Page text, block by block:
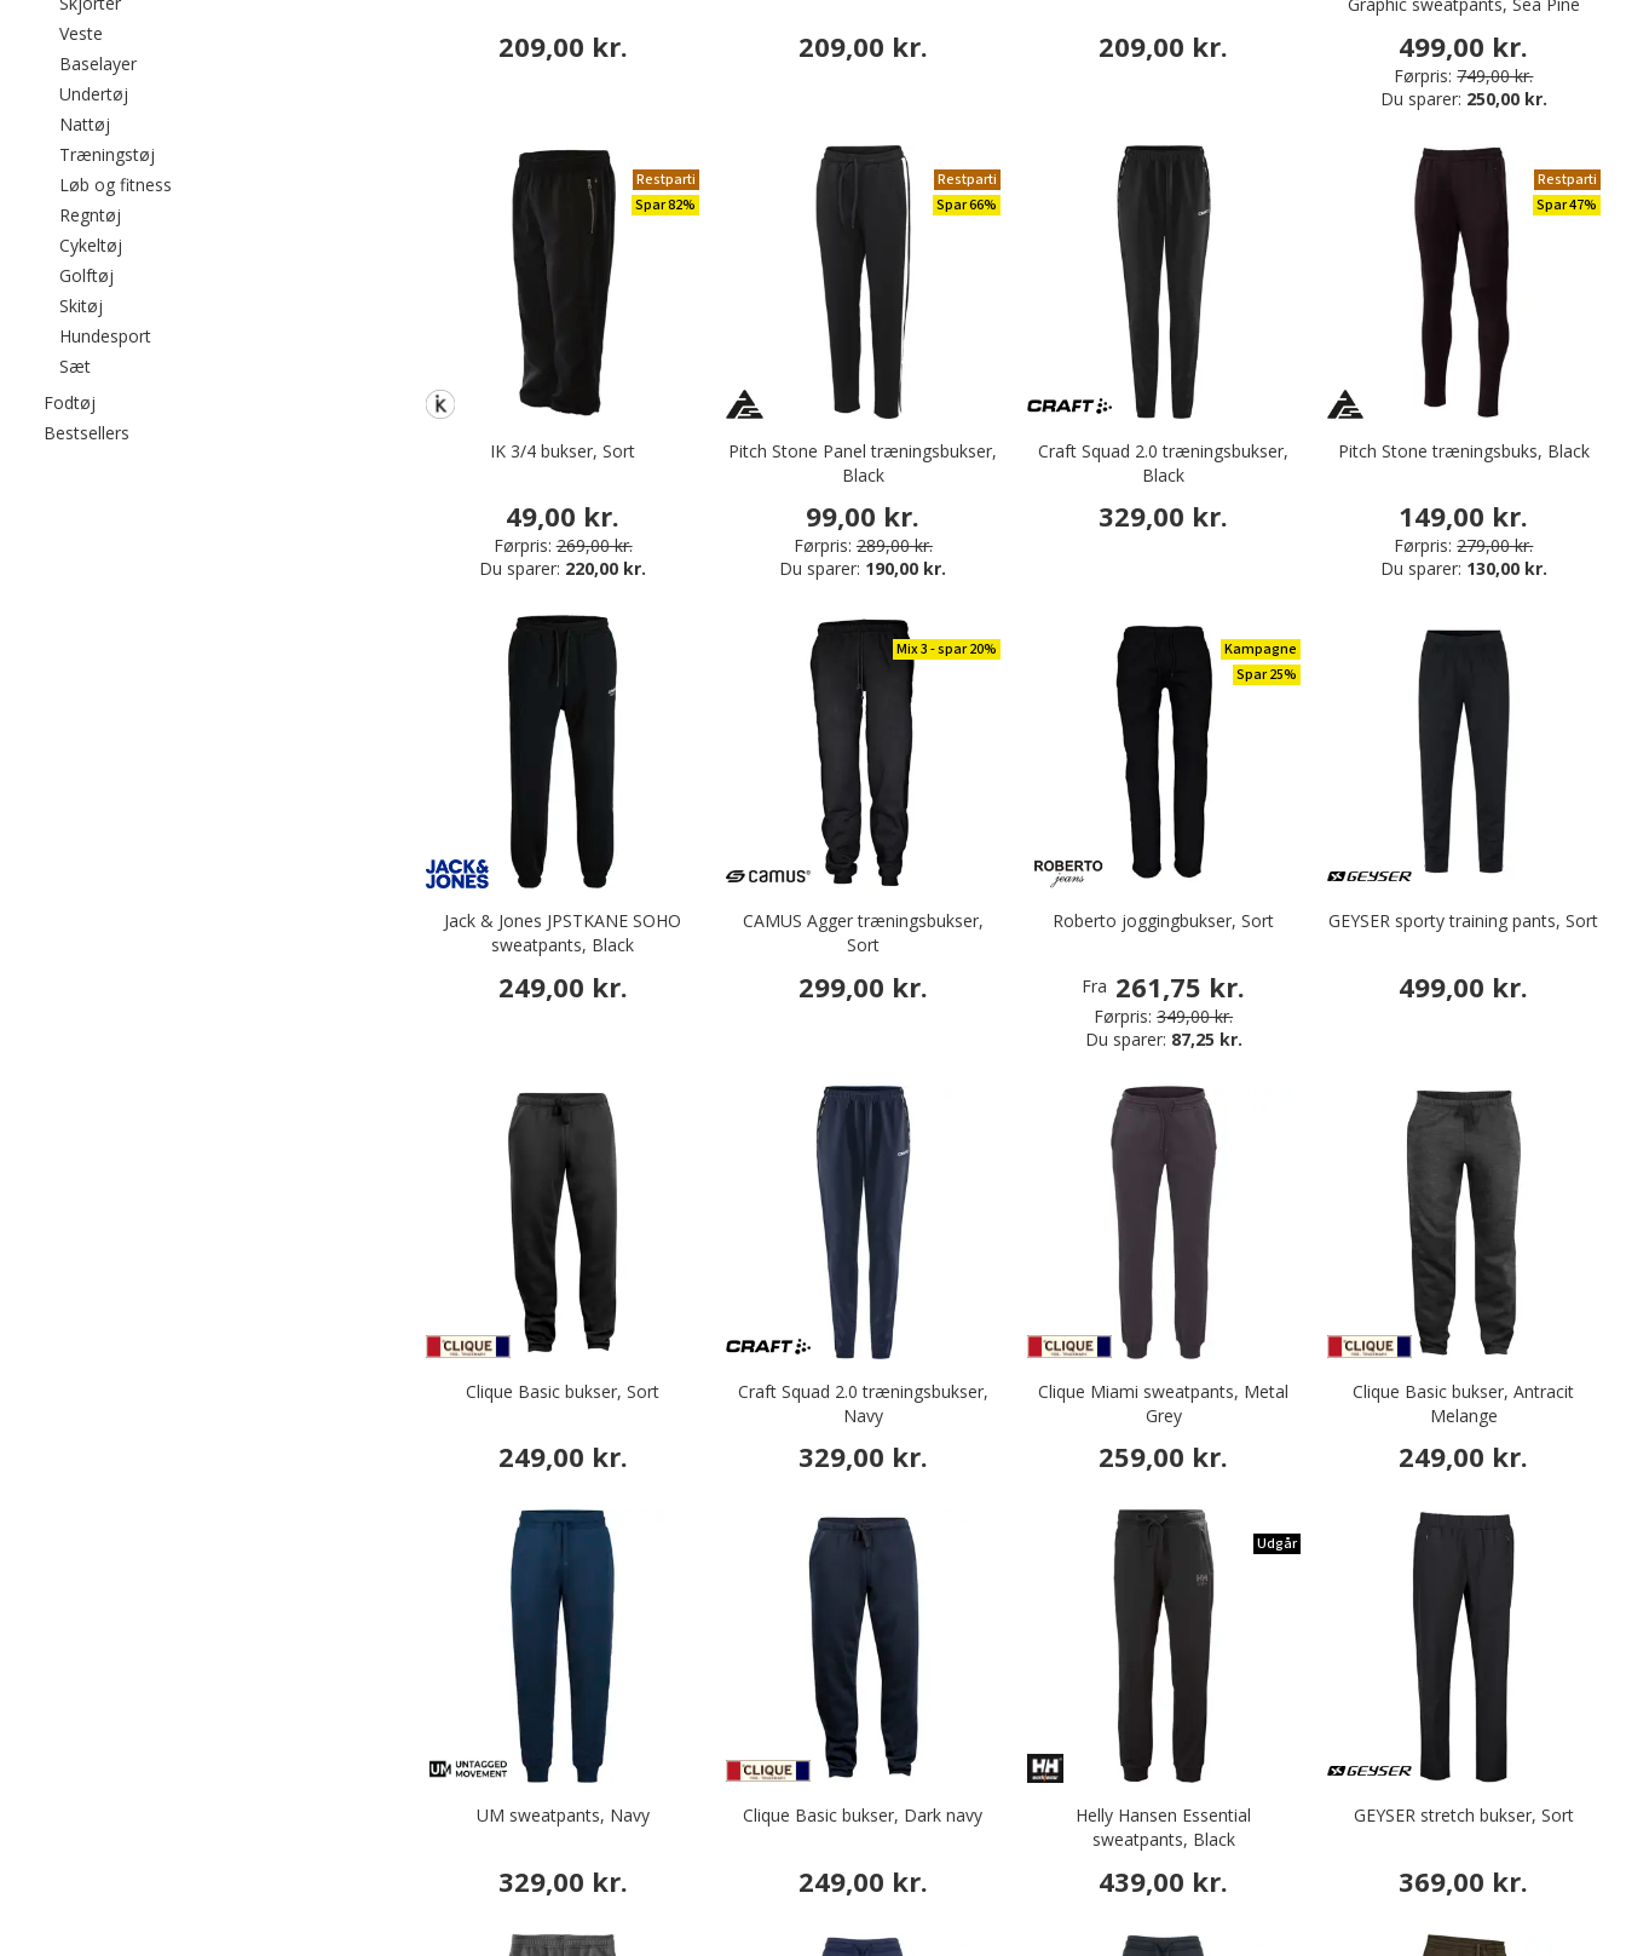
Veste
BaselayerFiltrér efter category: Baselayer
Undertøj
Nattøj
Træningstøj
Løb og fitness
Regntøj
Cykeltøj
Golftøj
Skitøj
HundesportFiltrér efter category: Hundesport
SætFiltrér efter category: Sæt
Fodtøj
Bestsellers
209,00 kr. 209,00 kr. 209,00 kr. 499,00 kr.
Førpris: 749,00 kr.
Du sparer: 250,00 kr.
Restparti
Spar 82%
IK 3/4 bukser, Sort
49,00 kr.
Førpris: 269,00 kr.
Du sparer: 220,00 kr.
Restparti
Spar 66%
Pitch Stone Panel træningsbukser,
Black
99,00 kr.
Førpris: 289,00 kr.
Du sparer: 190,00 kr.
Craft Squad 2.0 træningsbukser,
Black
329,00 kr.
Restparti
Spar 47%
Pitch Stone træningsbuks, Black
149,00 kr.
Førpris: 279,00 kr.
Du sparer: 130,00 kr.
Jack & Jones JPSTKANE SOHO
sweatpants, Black
249,00 kr.
Mix 3 - spar 20%
CAMUS Agger træningsbukser,
Sort
299,00 kr.
Kampagne
Spar 25%
Roberto joggingbukser, Sort
Fra 261,75 kr.
Førpris: 349,00 kr.
Du sparer: 87,25 kr.
GEYSER sporty training pants, Sort
499,00 kr.
Clique Basic bukser, Sort
249,00 kr.
Craft Squad 2.0 træningsbukser,
Navy
329,00 kr.
Clique Miami sweatpants, Metal
Grey
259,00 kr.
Clique Basic bukser, Antracit
Melange
249,00 kr.
UM sweatpants, Navy
329,00 kr.
Clique Basic bukser, Dark navy
249,00 kr.
Udgår
Helly Hansen Essential
sweatpants, Black
439,00 kr.
GEYSER stretch bukser, Sort
369,00 kr.